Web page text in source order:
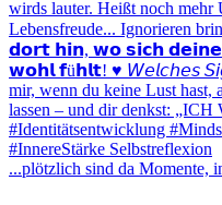
...plötzlich sind da Momente,